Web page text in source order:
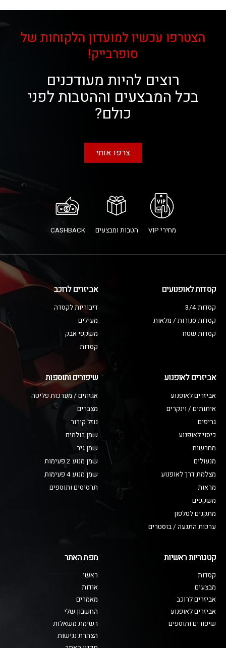
הצטרפו עכשיו למועדון הלקוחות של
סופרבייק!
רוצים להיות מעודכנים
בכל המבצעים וההטבות לפני
כולם?
צרפו אותי
מחירי VIP הטבות ומבצעים CASHBACK
קסדות לאופנועים
קסדות 3/4
קסדות סגורות / מלאות
קסדות שטח
אביזרים לרוכב
דיבוריות לקסדה
מעילים
משקפי אבק
קסדות
אביזרים לאופנוע
אביזרים לאופנוע
איתותים / וינקרים
גריפים
כיסוי לאופנוע
מחרשות
מנעולים
מצלמת דרך לאופנוע
מראות
משקפים
מתקנים לטלפון
ערכות התנעה / בוסטרים
שיפורים ותוספות
אגזוזים / מערכות פליטה
מצברים
נוזל קירור
שמן בולמים
שמן גיר
שמן מנוע 2 פעימות
שמן מנוע 4 פעימות
תרסיסים ותוספים
קטגוריות ראשיות
קסדות
מבצעים
אביזרים לרוכב
אביזרים לאופנוע
שיפורים ותוספים
מפת האתר
ראשי
אודות
מאמרים
החשבון שלי
רשימת משאלות
הצהרת נגישות